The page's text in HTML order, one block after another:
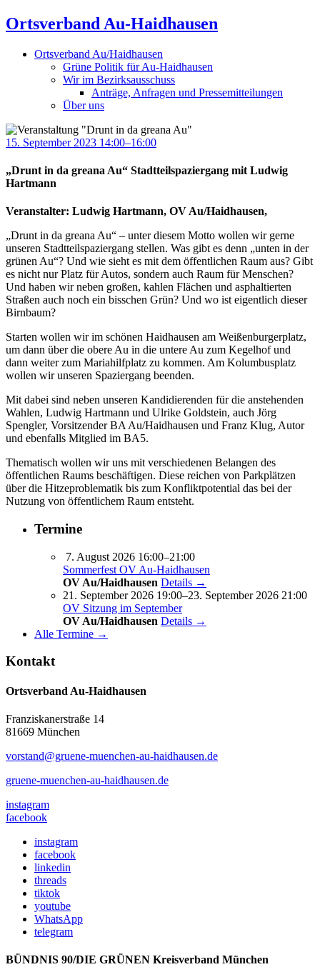
Ortsverband Au-Haidhausen
Ortsverband Au/Haidhausen
Grüne Politik für Au-Haidhausen
Wir im Bezirksausschuss
Anträge, Anfragen und Pressemitteilungen
Über uns
15. September 2023 14:00–16:00
„Drunt in da greana Au“ Stadtteilspaziergang mit Ludwig
Hartmann
Veranstalter: Ludwig Hartmann, OV Au/Haidhausen,
„Drunt in da greana Au“ – unter diesem Motto wollen wir gerne
unseren Stadtteilspaziergang stellen. Was gibt es denn „unten in der
grünen Au“? Und wie sieht es mit dem öffentlichen Raum aus? Gibt
es nicht nur Platz für Autos, sondern auch Raum für Menschen?
Und haben wir neben großen, kahlen Flächen und asphaltierten
Straßen auch noch ein bisschen Grün? Und wo ist eigentlich dieser
Birnbaum?
Starten wollen wir im schönen Haidhausen am Weißenburgerplatz,
um dann über die obere Au in die untere Au zum Kegelhof und
dann weiter zum Mariahilfplatz zu kommen. Am Kolumbusplatz
wollen wir unseren Spaziergang beenden.
Mit dabei sind neben unseren Kandidierenden für die anstehenden
Wahlen, Ludwig Hartmann und Ulrike Goldstein, auch Jörg
Spengler, Vorsitzender BA Au/Haidhausen und Franz Klug, Autor
und ebenfalls Mitglied im BA5.
Thematisch wollen wir uns mit verschiedenen Belangen des
öffentlichen Raums beschäftigen. Diese reichen von Parkplätzen
über die Hitzeproblematik bis zum Konfliktpotential das bei der
Nutzung von öffentlichem Raum entsteht.
Termine
7. August 2026 16:00–21:00
Sommerfest OV Au-Haidhausen
OV Au/Haidhausen Details →
21. September 2026 19:00–23. September 2026 21:00
OV Sitzung im September
OV Au/Haidhausen Details →
Alle Termine →
Kontakt
Ortsverband Au-Haidhausen
Franziskanerstraße 14
81669 München
vorstand@gruene-muenchen-au-haidhausen.de
gruene-muenchen-au-haidhausen.de
instagram
facebook
instagram
facebook
linkedin
threads
tiktok
youtube
WhatsApp
telegram
BÜNDNIS 90/DIE GRÜNEN Kreisverband München